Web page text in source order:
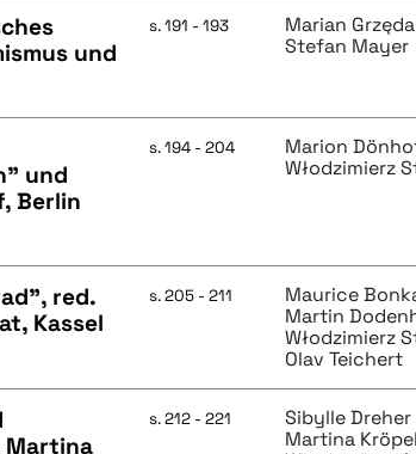
und
s. 191 - 193
Marian
Stefan Mayer
und
Berlin
s. 194 - 204
Marion
Włodzimierz
red.
Kassel
s. 205 - 211
Maurice
Martin
Włodzimierz
Olav Teichert
Martina
s. 212 - 221
Sibylle Dreher
Martina